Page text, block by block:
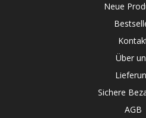
Neue
Über
Sichere
AGB